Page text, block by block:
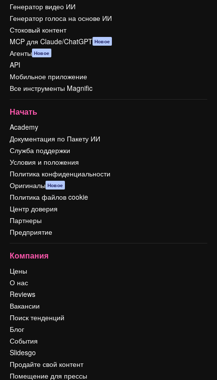
Генератор видео ИИ
Генератор голоса на основе ИИ
Стоковый контент
MCP для Claude/ChatGPT Новое
Агенты Новое
API
Мобильное приложение
Все инструменты Magnific
Начать
Academy
Документация по Пакету ИИ
Служба поддержки
Условия и положения
Политика конфиденциальности
Оригиналы Новое
Политика файлов cookie
Центр доверия
Партнеры
Предприятие
Компания
Цены
О нас
Reviews
Вакансии
Поиск тенденций
Блог
События
Slidesgo
Продайте свой контент
Помещение для прессы